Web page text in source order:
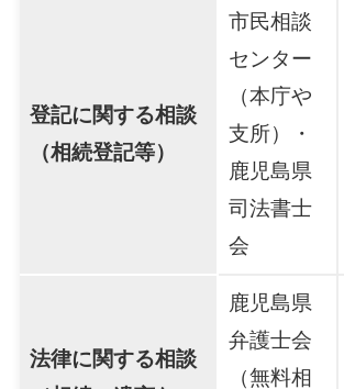
登記に関する相談
（相続登記等）
市民相談
センター
（本庁や
支所）・
鹿児島県
司法書士
会
法律に関する相談
鹿児島県
弁護士会
（無料相